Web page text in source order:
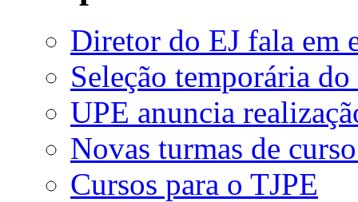
Diretor do EJ fala em
Seleção temporária
UPE anuncia
Novas turmas de
Cursos para o TJPE